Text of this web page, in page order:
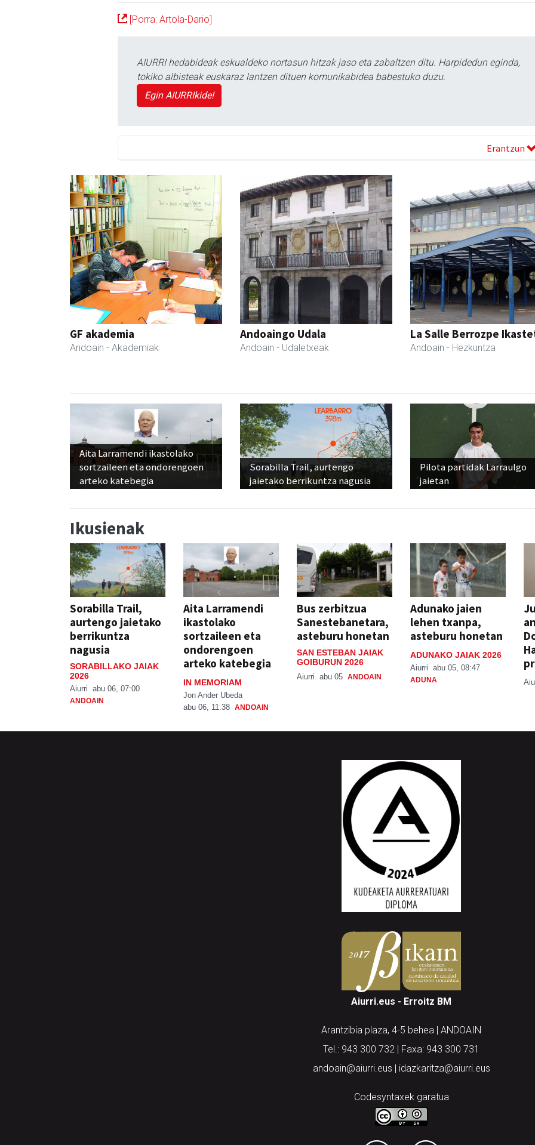
[Porra: Artola-Dario]
AIURRI hedabideak eskualdeko nortasun hitzak jaso eta zabaltzen ditu. Harpidedun eginda,
tokiko albisteak euskaraz lantzen dituen komunikabidea babestuko duzu.
Egin AIURRIkide!
Erantzun
GF akademia
Andoain - Akademiak
Andoaingo Udala
Andoain - Udaletxeak
La Salle Berrozpe
Andoain - Hezkuntza
Aita Larramendi ikastolako
sortzaileen eta ondorengoen
arteko katebegia
Sorabilla Trail, aurtengo
jaietako berrikuntza nagusia
Pilota partidak Larraulgo
jaietan
Ikusienak
Sorabilla Trail,
aurtengo jaietako
berrikuntza
nagusia
SORABILLAKO JAIAK
2026
Aiurri abu 06, 07:00
ANDOAIN
Aita Larramendi
ikastolako
sortzaileen eta
ondorengoen
arteko katebegia
IN MEMORIAM
Jon Ander Ubeda
abu 06, 11:38 ANDOAIN
Bus zerbitzua
Sanestebanetara,
asteburu honetan
SAN ESTEBAN JAIAK
GOIBURUN 2026
Aiurri abu 05 ANDOAIN
Adunako jaien
lehen txanpa,
asteburu honetan
ADUNAKO JAIAK 2026
Aiurri abu 05, 08:47
ADUNA
Aiurri.eus - Erroitz BM
Arantzibia plaza, 4-5 behea | ANDOAIN
Tel.: 943 300 732 | Faxa: 943 300 731
andoain@aiurri.eus | idazkaritza@aiurri.eus
Codesyntaxek garatua